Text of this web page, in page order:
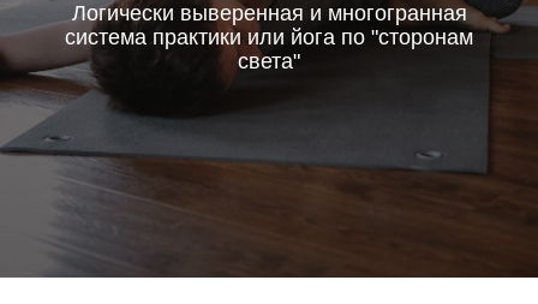
Логически выверенная и многогранная
система практики или йога по "сторонам
света"